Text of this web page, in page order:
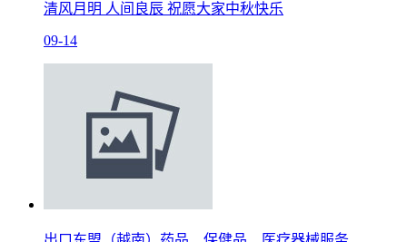
清风月明 人间良辰 祝愿大家中秋快乐
09-14